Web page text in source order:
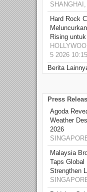
Hard Rock
Rising
5 2026
Berita
Press
Agoda
Weather
2026
Malaysia
Taps
Strengthen